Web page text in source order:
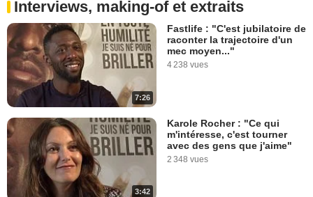
Interviews, making-of et extraits
7:26
Fastlife : "C'est jubilatoire de
raconter la trajectoire d'un
mec moyen..."
4 238 vues
3:42
Karole Rocher : "Ce qui
m'intéresse, c'est tourner
avec des gens que j'aime"
2 348 vues